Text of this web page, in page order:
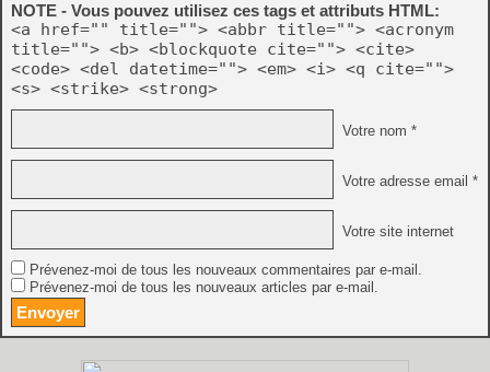
NOTE - Vous pouvez utilisez ces tags et attributs HTML:
<a href="" title=""> <abbr title=""> <acronym
title=""> <b> <blockquote cite=""> <cite>
<code> <del datetime=""> <em> <i> <q cite="">
<s> <strike> <strong>
Votre nom *
Votre adresse email *
Votre site internet
Prévenez-moi de tous les nouveaux commentaires par e-mail.
Prévenez-moi de tous les nouveaux articles par e-mail.